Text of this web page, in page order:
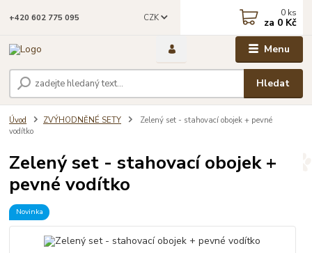
Menu
CZK
Hledat
+420 602 775 095 0 ks
za 0 Kč
Úvod ZVÝHODNĚNÉ SETY
Zelený set - stahovací obojek + pevné
vodítko
Zelený set - stahovací obojek +
pevné vodítko
Novinka